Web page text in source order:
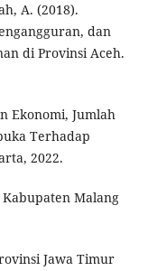
A. (2018).
dan
di Provinsi Aceh.
Ekonomi, Jumlah
Terhadap
2022.
Malang
Jawa Timur